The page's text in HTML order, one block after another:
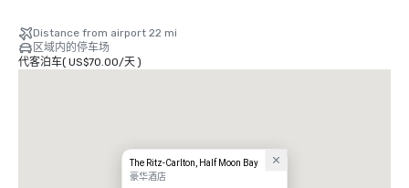
Distance from airport 22 mi
区域内的停车场
代客泊车( US$70.00/天)
The Ritz-Carlton, Half Moon Bay
豪华酒店